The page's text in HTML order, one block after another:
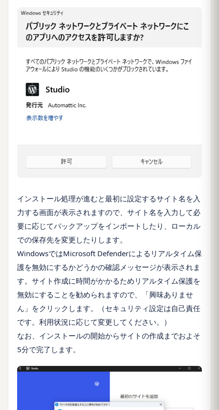
インストール処理が進むと最初に設定するサイト名を入
力する画面が表示されますので、サイト名を入力して必
要に応じてバックアップをインポートしたり、ローカル
での保存先を変更したりします。
WindowsではMicrosoft Defenderによるリアルタイム保
護を無効にするかどうかの確認メッセージが表示されま
す。サイト作成に時間がかかるためリアルタイム保護を
無効にすることを勧められますので、「興味ありませ
ん」をクリックします。（セキュリティ設定は自己責任
です。利用状況に応じて変更してください。）
なお、インストールの開始からサイトの作成までおよそ
5分で完了します。